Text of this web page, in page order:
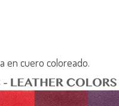
en cuero coloreado.